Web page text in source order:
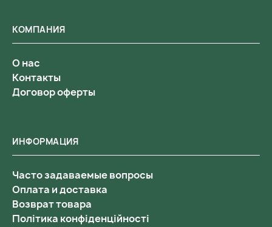
ИНФОРМАЦИЯ
Часто задаваемые вопросы
Оплата и доставка
Возврат товара
Політика конфіденційності
КОМПАНИЯ
О нас
Контакты
Договор оферты